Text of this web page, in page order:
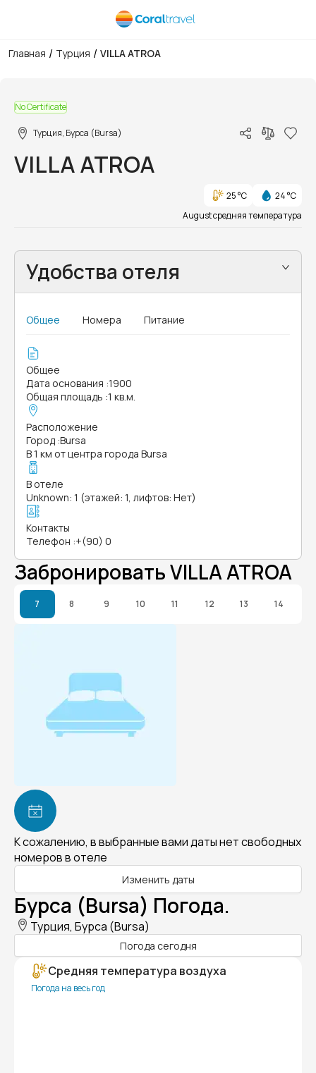
Главная / Турция / VILLA ATROA
No Certificate
Турция, Бурса (Bursa)
VILLA ATROA
25 °C
24 °C
August средняя температура
Удобства отеля
Общее Номера Питание
Общее
Дата основания :1900
Общая площадь :1 кв.м.
Расположение
Город :Bursa
В 1 км от центра города Bursa
В отеле
Unknown: 1 (этажей: 1, лифтов: Нет)
Контакты
Телефон :+(90) 0
Забронировать VILLA ATROA
7 8 9 10 11 12 13 14
К сожалению, в выбранные вами даты нет свободных
номеров в отеле
Изменить даты
Бурса (Bursa) Погода.
Турция, Бурса (Bursa)
Погода сегодня
Средняя температура воздуха
Погода на весь год